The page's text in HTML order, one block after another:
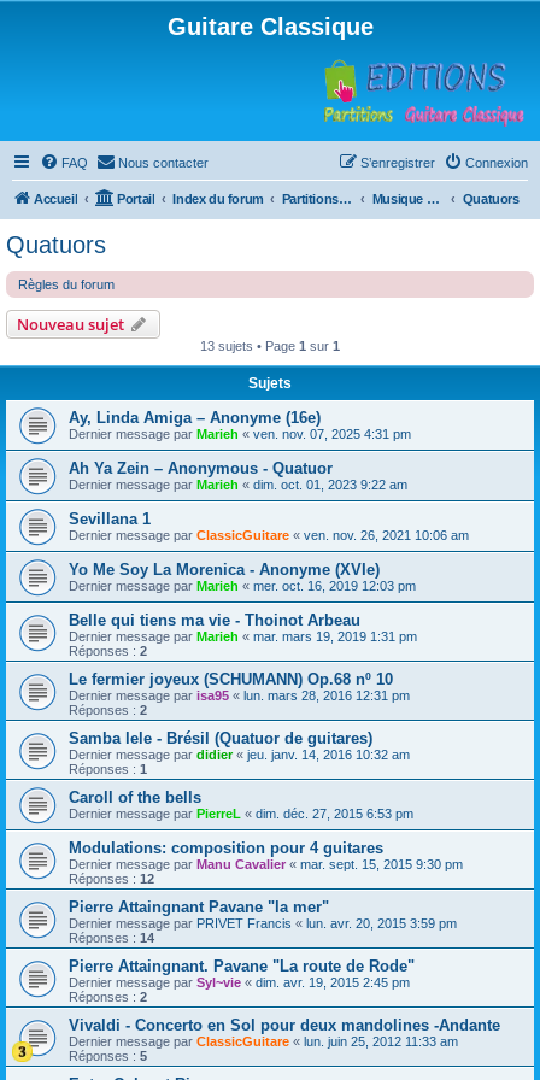
Guitare Classique
FAQ Nous contacter Connexion
S’enregistrer
Accueil Portail Index du forum Partitions pour guitare en libre téléchargement Musique d'ensemble Quatuors
Quatuors
Règles du forum
Nouveau sujet
13 sujets • Page 1 sur 1
Sujets
Ay, Linda Amiga – Anonyme (16e)
Dernier message par Marieh « ven. nov. 07, 2025 4:31 pm
Ah Ya Zein – Anonymous - Quatuor
Dernier message par Marieh « dim. oct. 01, 2023 9:22 am
Sevillana 1
Dernier message par ClassicGuitare « ven. nov. 26, 2021 10:06 am
Yo Me Soy La Morenica - Anonyme (XVIe)
Dernier message par Marieh « mer. oct. 16, 2019 12:03 pm
Belle qui tiens ma vie - Thoinot Arbeau
Dernier message par Marieh « mar. mars 19, 2019 1:31 pm
Réponses : 2
Le fermier joyeux (SCHUMANN) Op.68 nº 10
Dernier message par isa95 « lun. mars 28, 2016 12:31 pm
Réponses : 2
Samba lele - Brésil (Quatuor de guitares)
Dernier message par didier« jeu. janv. 14, 2016 10:32 am
Réponses : 1
Caroll of the bells
Dernier message par PierreL « dim. déc. 27, 2015 6:53 pm
Modulations: composition pour 4 guitares
Dernier message par Manu Cavalier « mar. sept. 15, 2015 9:30 pm
Réponses : 12
Pierre Attaingnant Pavane "la mer"
Dernier message par PRIVET Francis « lun. avr. 20, 2015 3:59 pm
Réponses : 14
Pierre Attaingnant. Pavane "La route de Rode"
Dernier message par Syl~vie « dim. avr. 19, 2015 2:45 pm
Réponses : 2
Vivaldi - Concerto en Sol pour deux mandolines -Andante
Dernier message par ClassicGuitare « lun. juin 25, 2012 11:33 am
Réponses : 5